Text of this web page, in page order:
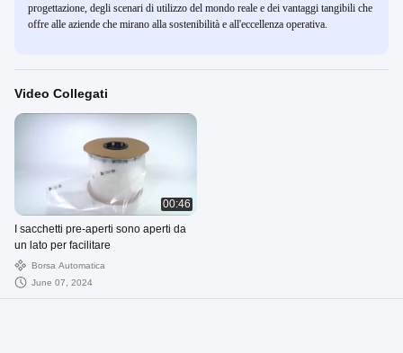
progettazione, degli scenari di utilizzo del mondo reale e dei vantaggi tangibili che
offre alle aziende che mirano alla sostenibilità e all'eccellenza operativa.
Video Collegati
00:46
I sacchetti pre-aperti sono aperti da
un lato per facilitare
Borsa Automatica
June 07, 2024